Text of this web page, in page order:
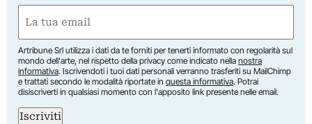
First
(Required)
Artribune Srl utilizza i dati da te forniti per tenerti informato con regolarità sul
mondo dell'arte, nel rispetto della privacy come indicato nella nostra
informativa. Iscrivendoti i tuoi dati personali verranno trasferiti su MailChimp
e trattati secondo le modalità riportate in questa informativa. Potrai
disiscriverti in qualsiasi momento con l'apposito link presente nelle email.
Iscriviti